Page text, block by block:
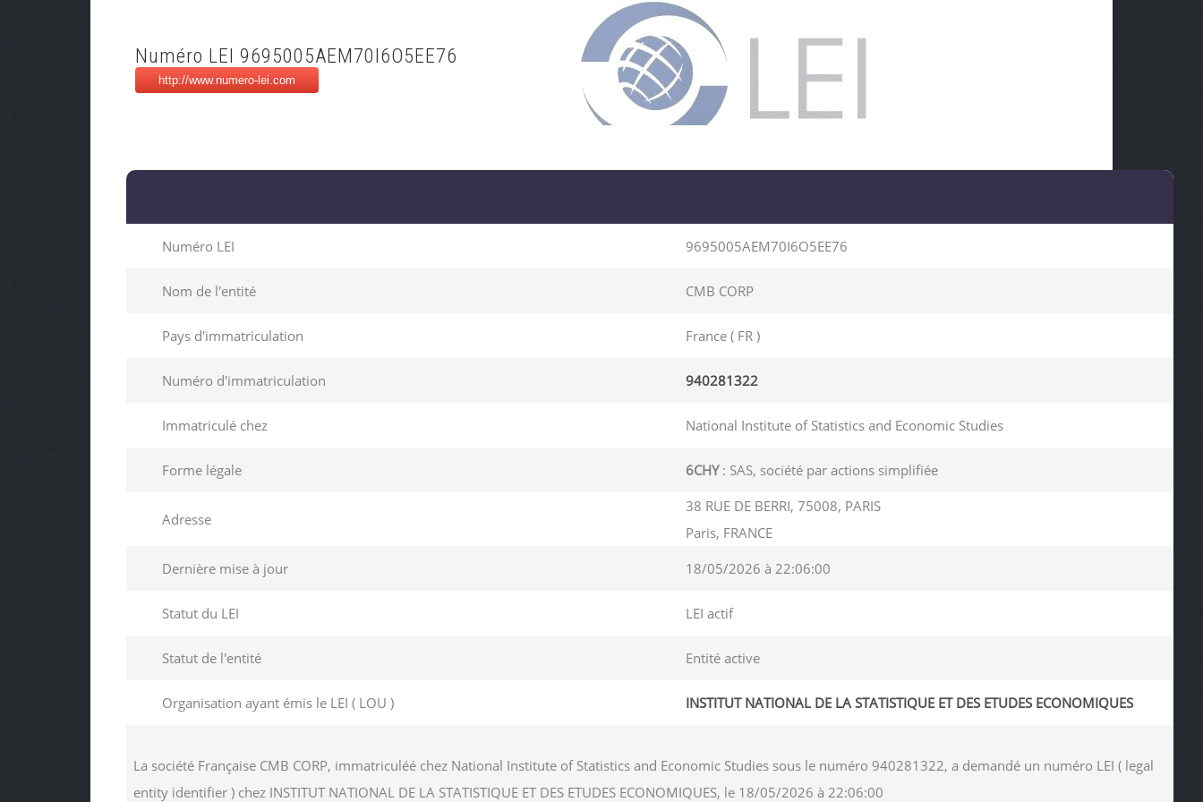
Numéro LEI 9695005AEM70I6O5EE76
Numéro LEI 9695005AEM70I6O5EE76
Nom de l'entité CMB CORP
Pays d'immatriculation France ( FR )
Numéro d'immatriculation 940281322
Immatriculé chez National Institute of Statistics and Economic Studies
Forme légale 6CHY: SAS, société par actions simplifiée
Adresse
38 RUE DE BERRI, 75008, PARIS
Paris, FRANCE
Dernière mise à jour
18/05/2026 à 22:06:00
Statut du LEI LEI actif
Statut de l'entité Entité active
Organisation ayant émis le LEI ( LOU ) INSTITUT NATIONAL DE LA STATISTIQUE ET DES ETUDES ECONOMIQUES
La société Française CMB CORP, immatriculéé chez National Institute of Statistics and Economic Studies sous le numéro 940281322, a demandé un numéro LEI ( legal
entity identifier ) chez INSTITUT NATIONAL DE LA STATISTIQUE ET DES ETUDES ECONOMIQUES, le 18/05/2026 à 22:06:00